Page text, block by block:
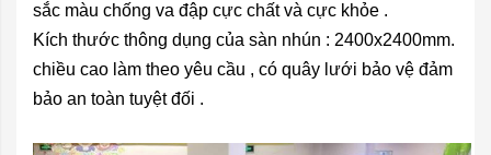
sắc màu chống va đập cực chất và cực khỏe .
Kích thước thông dụng của sàn nhún : 2400x2400mm.
chiều cao làm theo yêu cầu , có quây lưới bảo vệ đảm
bảo an toàn tuyệt đối .